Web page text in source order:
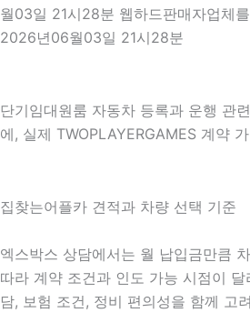
월03일 21시28분 웹하드판매자업체
2026년06월03일 21시28분
단기임대원룸 자동차 등록과 운행 관
에, 실제 TWOPLAYERGAMES 계약
집찾는어플카 견적과 차량 선택 기준
엑스박스 상담에서는 월 납입금만큼
따라 계약 조건과 인도 가능 시점이
담, 보험 조건, 정비 편의성을 함께